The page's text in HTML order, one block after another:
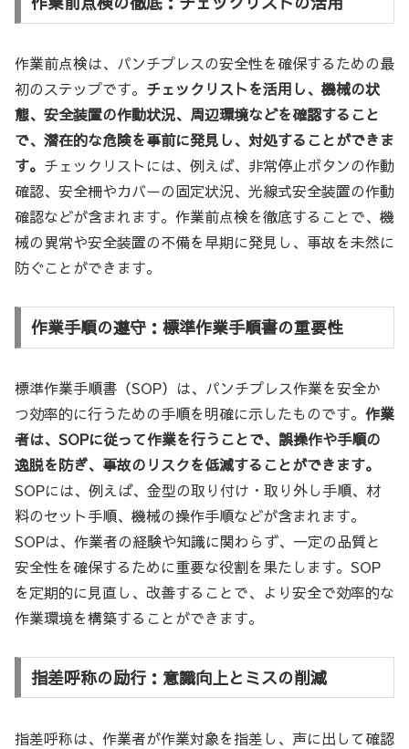
作業前点検は、パンチプレスの安全性を確保するための最
初のステップです。 チェックリストを活用し、機械の状
態、安全装置の作動状況、周辺環境などを確認すること
で、潜在的な危険を事前に発見し、対処することができま
す。 チェックリストには、例えば、非常停止ボタンの作動
確認、安全柵やカバーの固定状況、光線式安全装置の作動
確認などが含まれます。作業前点検を徹底することで、機
械の異常や安全装置の不備を早期に発見し、事故を未然に
防ぐことができます。
作業手順の遵守：標準作業手順書の重要性
標準作業手順書（SOP）は、パンチプレス作業を安全か
つ効率的に行うための手順を明確に示したものです。 作業
者は、SOPに従って作業を行うことで、誤操作や手順の
逸脱を防ぎ、事故のリスクを低減することができます。
SOPには、例えば、金型の取り付け・取り外し手順、材
料のセット手順、機械の操作手順などが含まれます。
SOPは、作業者の経験や知識に関わらず、一定の品質と
安全性を確保するために重要な役割を果たします。SOP
を定期的に見直し、改善することで、より安全で効率的な
作業環境を構築することができます。
指差呼称の励行：意識向上とミスの削減
指差呼称は、作業者が作業対象を指差し、声に出して確認